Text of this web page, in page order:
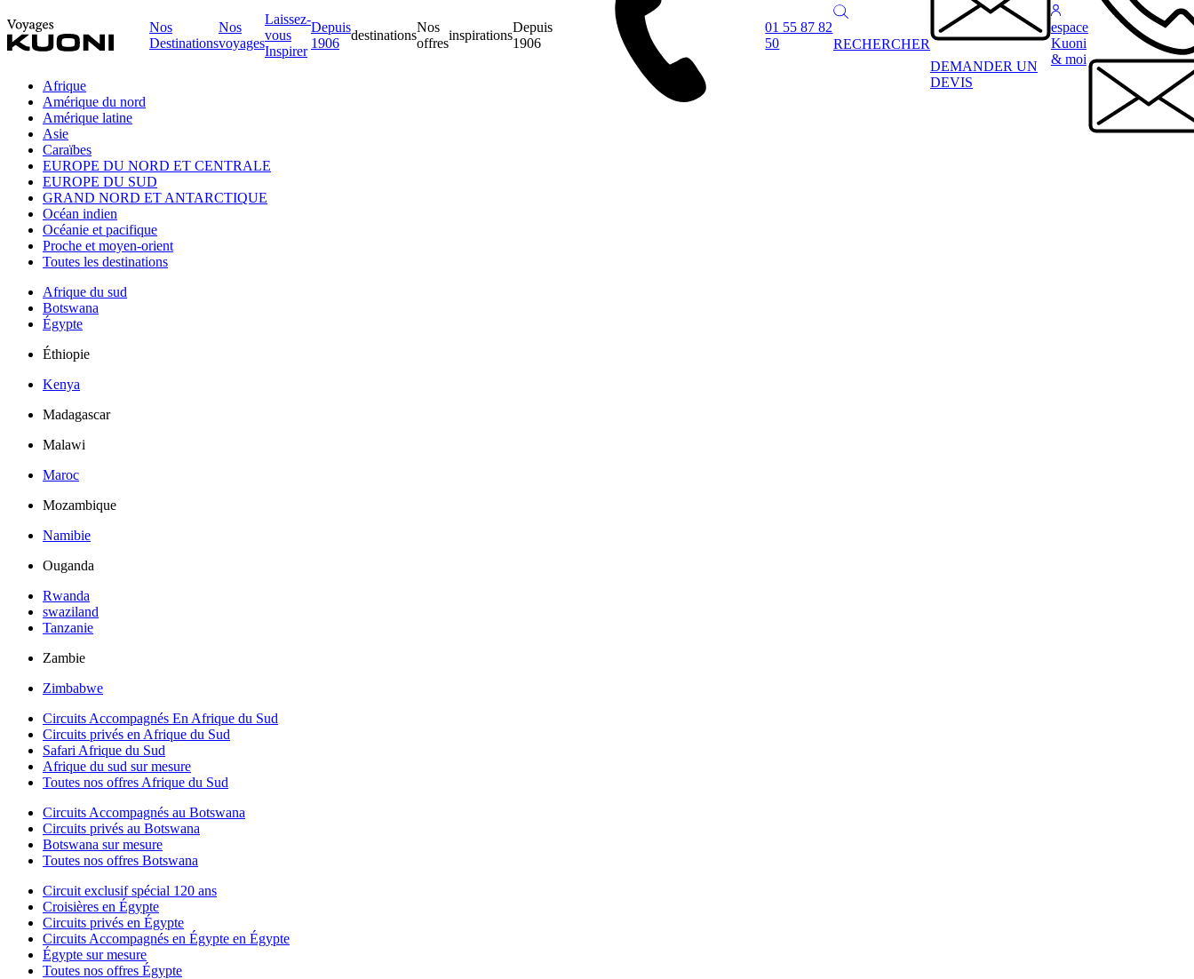
Nos
Destinations
Nos
voyages
Laissez-
vous
Inspirer
Depuis
1906
destinations
Nos
offres
inspirations
Depuis
1906
01 55 87 82
50
RECHERCHER
DEMANDER UN
DEVIS
espace
Kuoni
& moi
Afrique
Amérique du nord
Amérique latine
Asie
Caraïbes
EUROPE DU NORD ET CENTRALE
EUROPE DU SUD
GRAND NORD ET ANTARCTIQUE
Océan indien
Océanie et pacifique
Proche et moyen-orient
Toutes les destinations
Afrique du sud
Botswana
Égypte
Éthiopie
Kenya
Madagascar
Malawi
Maroc
Mozambique
Namibie
Ouganda
Rwanda
swaziland
Tanzanie
Zambie
Zimbabwe
Circuits Accompagnés En Afrique du Sud
Circuits privés en Afrique du Sud
Safari Afrique du Sud
Afrique du sud sur mesure
Toutes nos offres Afrique du Sud
Circuits Accompagnés au Botswana
Circuits privés au Botswana
Botswana sur mesure
Toutes nos offres Botswana
Circuit exclusif spécial 120 ans
Croisières en Égypte
Circuits privés en Égypte
Circuits Accompagnés en Égypte en Égypte
Égypte sur mesure
Toutes nos offres Égypte